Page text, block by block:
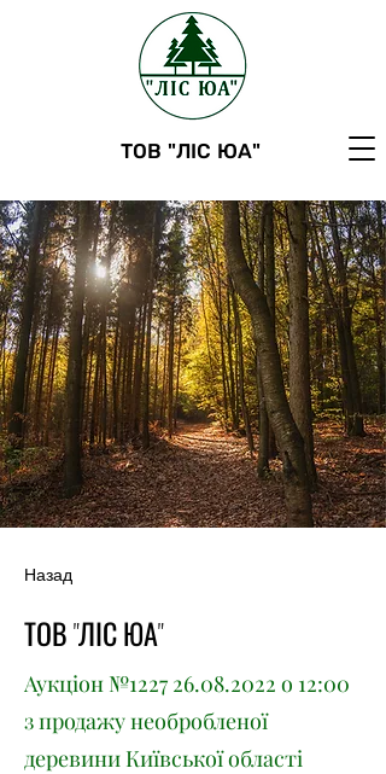
ТОВ "ЛІС ЮА"
Назад
ТОВ "ЛІС ЮА"
Аукціон №1227 26.08.2022 о 12:00
з продажу необробленої
деревини Київської області